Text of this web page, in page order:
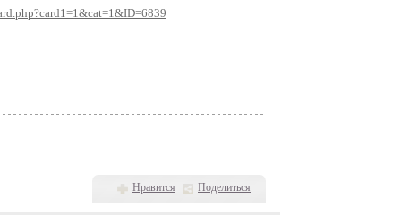
Нравится Поделиться